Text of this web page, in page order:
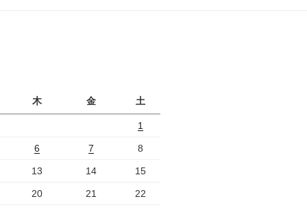
木 金 土
1
6 7 8
13 14 15
20 21 22